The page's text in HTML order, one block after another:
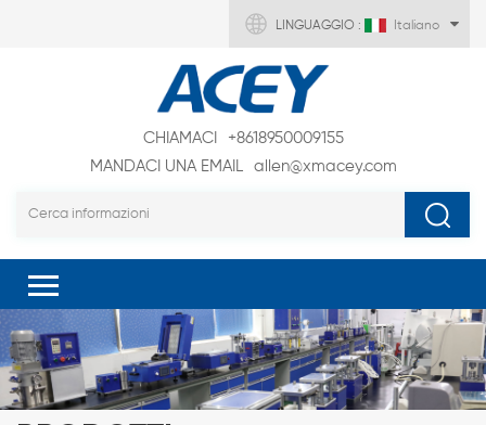
LINGUAGGIO : Italiano
CHIAMACI
+8618950009155
MANDACI UNA EMAIL
allen@xmacey.com